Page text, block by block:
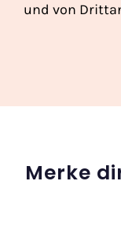
und von
Merke